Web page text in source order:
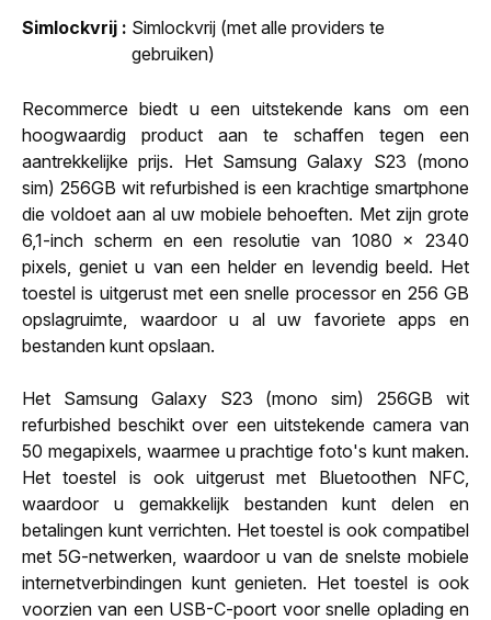
Simlockvrij
Simlockvrij (met alle providers te
gebruiken)
Recommerce biedt u een uitstekende kans om een
hoogwaardig product aan te schaffen tegen een
aantrekkelijke prijs. Het Samsung Galaxy S23 (mono
sim) 256GB wit refurbished is een krachtige smartphone
die voldoet aan al uw mobiele behoeften. Met zijn grote
6,1-inch scherm en een resolutie van 1080 x 2340
pixels, geniet u van een helder en levendig beeld. Het
toestel is uitgerust met een snelle processor en 256 GB
opslagruimte, waardoor u al uw favoriete apps en
bestanden kunt opslaan.
Het Samsung Galaxy S23 (mono sim) 256GB wit
refurbished beschikt over een uitstekende camera van
50 megapixels, waarmee u prachtige foto's kunt maken.
Het toestel is ook uitgerust met Bluetoothen NFC,
waardoor u gemakkelijk bestanden kunt delen en
betalingen kunt verrichten. Het toestel is ook compatibel
met 5G-netwerken, waardoor u van de snelste mobiele
internetverbindingen kunt genieten. Het toestel is ook
voorzien van een USB-C-poort voor snelle oplading en